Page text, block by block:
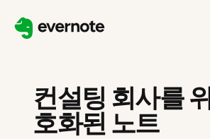
컨설팅 회사를
호화된 노트